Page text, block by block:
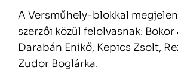
A Versműhely-blokkal
szerzői közül felolvasnak:
Darabán Enikő, Kepics Zsolt,
Zudor Boglárka.